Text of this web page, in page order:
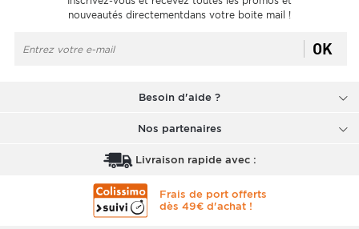
nouveautés directementdans votre boite mail !
OK
Besoin d'aide ?
Nos partenaires
Livraison rapide avec :
Frais de port offerts
dès 49€ d'achat !